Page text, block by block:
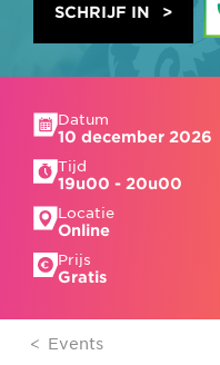
SCHRIJF IN
Datum
10 december 2026
Tijd
19u00 - 20u00
Locatie
Online
Prijs
Gratis
Events